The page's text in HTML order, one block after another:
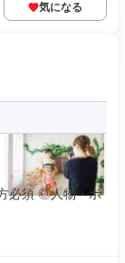
気になる
必須 ◎人物・ポ